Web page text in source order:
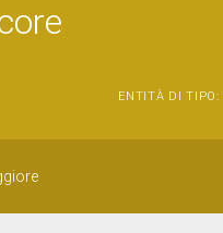
ENTITÀ DI TIPO: